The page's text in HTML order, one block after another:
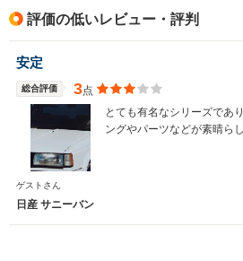
評価の低いレビュー・評判
安定
総合評価 3点
とても有名なシリーズであ
ングやパーツなどが素晴ら
ゲストさん
日産 サニーバン